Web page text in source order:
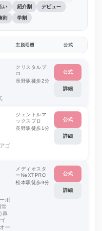
い 紹介割 デビュー
割 学割
主脱毛機 公式
クリスタルプ
ロ
長野駅徒歩2分
公式
詳細
ゴ
ジェントルマ
ックスプロ
長野駅徒歩1分
公式
詳細
ポ
常
鼻
ー
メディオスタ
ーNeXTPRO
松本駅徒歩9分
公式
詳細